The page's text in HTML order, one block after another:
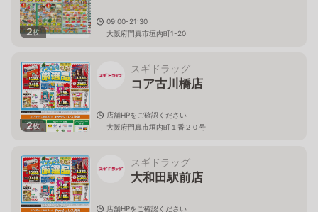
2枚
09:00-21:30
大阪府門真市垣内町1-20
2枚
スギドラッグ
コア古川橋店
店舗HPをご確認ください
大阪府門真市垣内町１番２０号
スギドラッグ
大和田駅前店
店舗HPをご確認ください